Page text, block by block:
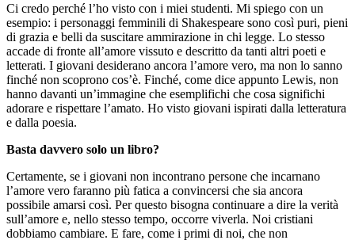
Ci credo perché l’ho visto con i miei studenti. Mi spiego con un
esempio: i personaggi femminili di Shakespeare sono così puri, pieni
di grazia e belli da suscitare ammirazione in chi legge. Lo stesso
accade di fronte all’amore vissuto e descritto da tanti altri poeti e
letterati. I giovani desiderano ancora l’amore vero, ma non lo sanno
finché non scoprono cos’è. Finché, come dice appunto Lewis, non
hanno davanti un’immagine che esemplifichi che cosa significhi
adorare e rispettare l’amato. Ho visto giovani ispirati dalla letteratura
e dalla poesia.
Basta davvero solo un libro?
Certamente, se i giovani non incontrano persone che incarnano
l’amore vero faranno più fatica a convincersi che sia ancora
possibile amarsi così. Per questo bisogna continuare a dire la verità
sull’amore e, nello stesso tempo, occorre viverla. Noi cristiani
dobbiamo cambiare. E fare, come i primi di noi, che non